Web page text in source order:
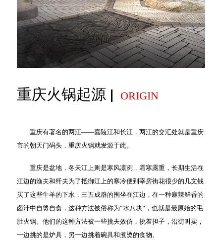
重庆火锅起源 ORIGIN
重庆有著名的两江——嘉陵江和长江，两江的交汇处就是重庆
市的朝天门码头，重庆火锅就发源于此。
重庆是盆地，冬天江上则是寒风凛冽，霜寒露重，长期生活在
江边的渔夫和纤夫为了抵御江上的寒冷便到宰房街花很少的几文钱
买了这些牛羊的下水，三五成群的围坐在江边，在一种麻辣鲜香的
卤汁中自烫自食，这种方法被俗称为“水八块”，也就是最原始的毛
肚火锅。他们的这种方法被一些挑夫效仿，挑着担子，沿街叫卖，
一边挑的是炉具，另一边挑着碗具和煮烫的食物。